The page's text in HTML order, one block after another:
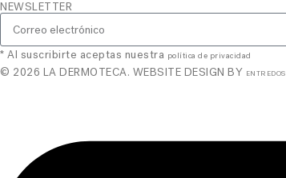
NEWSLETTER
* Al suscribirte aceptas nuestra política de privacidad
© 2026 LA DERMOTECA. WEBSITE DESIGN BY ENTREDOS